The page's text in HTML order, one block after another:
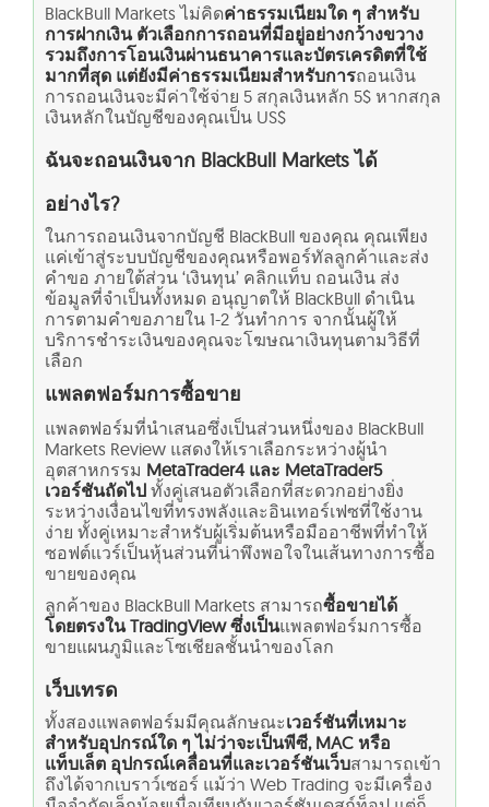
BlackBull Markets ไม่คิดค่าธรรมเนียมใด ๆ สำหรับ
การฝากเงิน ตัวเลือกการถอนที่มีอยู่อย่างกว้างขวาง
รวมถึงการโอนเงินผ่านธนาคารและบัตรเครดิตที่ใช้
มากที่สุด แต่ยังมีค่าธรรมเนียมสำหรับการถอนเงิน
การถอนเงินจะมีค่าใช้จ่าย 5 สกุลเงินหลัก 5$ หากสกุล
เงินหลักในบัญชีของคุณเป็น US$
ฉันจะถอนเงินจาก BlackBull Markets ได้
อย่างไร?
ในการถอนเงินจากบัญชี BlackBull ของคุณ คุณเพียง
แค่เข้าสู่ระบบบัญชีของคุณหรือพอร์ทัลลูกค้าและส่ง
คำขอ ภายใต้ส่วน ‘เงินทุน’ คลิกแท็บ ถอนเงิน ส่ง
ข้อมูลที่จำเป็นทั้งหมด อนุญาตให้ BlackBull ดำเนิน
การตามคำขอภายใน 1-2 วันทำการ จากนั้นผู้ให้
บริการชำระเงินของคุณจะโฆษณาเงินทุนตามวิธีที่
เลือก
แพลตฟอร์มการซื้อขาย
แพลตฟอร์มที่นำเสนอซึ่งเป็นส่วนหนึ่งของ BlackBull
Markets Review แสดงให้เราเลือกระหว่างผู้นำ
อุตสาหกรรม MetaTrader4 และ MetaTrader5
เวอร์ชันถัดไป ทั้งคู่เสนอตัวเลือกที่สะดวกอย่างยิ่ง
ระหว่างเงื่อนไขที่ทรงพลังและอินเทอร์เฟซที่ใช้งาน
ง่าย ทั้งคู่เหมาะสำหรับผู้เริ่มต้นหรือมืออาชีพที่ทำให้
ซอฟต์แวร์เป็นหุ้นส่วนที่น่าพึงพอใจในเส้นทางการซื้อ
ขายของคุณ
ลูกค้าของ BlackBull Markets สามารถซื้อขายได้
โดยตรงใน TradingView ซึ่งเป็นแพลตฟอร์มการซื้อ
ขายแผนภูมิและโซเชียลชั้นนำของโลก
เว็บเทรด
ทั้งสองแพลตฟอร์มมีคุณลักษณะเวอร์ชันที่เหมาะ
สำหรับอุปกรณ์ใด ๆ ไม่ว่าจะเป็นพีซี, MAC หรือ
แท็บเล็ต อุปกรณ์เคลื่อนที่และเวอร์ชันเว็บสามารถเข้า
ถึงได้จากเบราว์เซอร์ แม้ว่า Web Trading จะมีเครื่อง